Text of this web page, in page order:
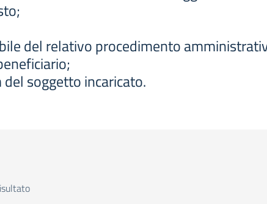
del relativo procedimento
soggetto incaricato.